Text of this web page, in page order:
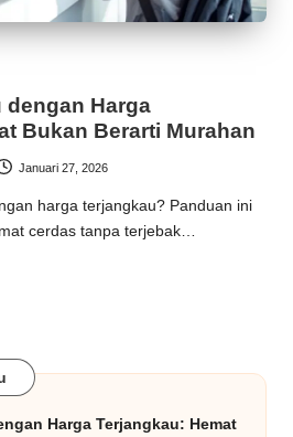
dengan Harga
Bukan Berarti Murahan
Januari 27, 2026
harga terjangkau? Panduan ini
cerdas tanpa terjebak…
Harga Terjangkau: Hemat